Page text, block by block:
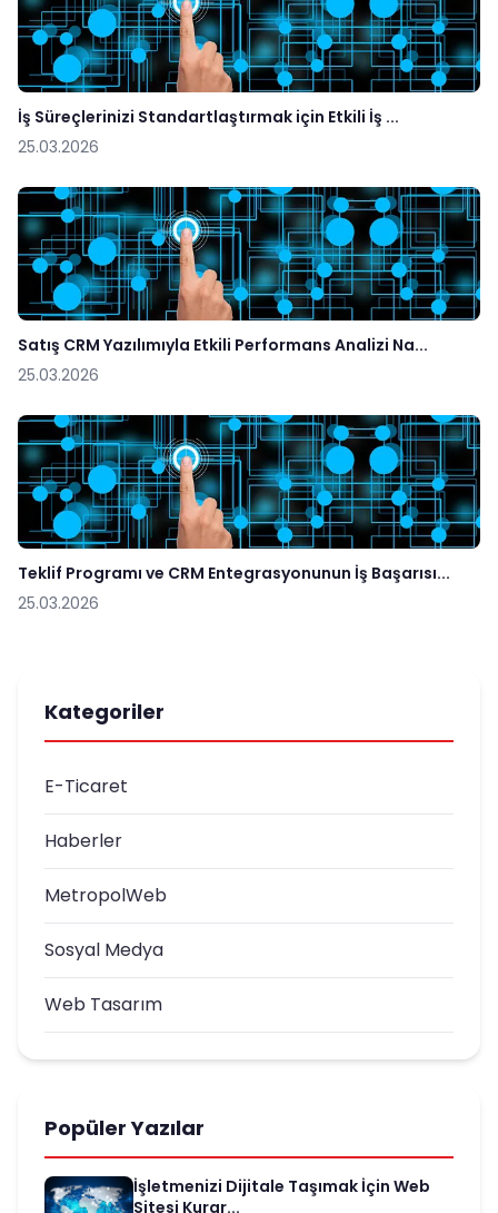
İş Süreçlerinizi Standartlaştırmak için Etkili İş ...
25.03.2026
Satış CRM Yazılımıyla Etkili Performans Analizi Na...
25.03.2026
Teklif Programı ve CRM Entegrasyonunun İş Başarısı...
25.03.2026
Kategoriler
E-Ticaret
Haberler
MetropolWeb
Sosyal Medya
Web Tasarım
Popüler Yazılar
İşletmenizi Dijitale Taşımak İçin Web
Sitesi Kurar...